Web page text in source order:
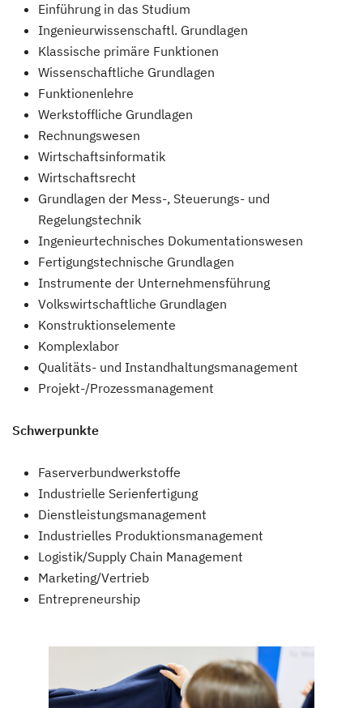
Einführung in das Studium
Ingenieurwissenschaftl. Grundlagen
Klassische primäre Funktionen
Wissenschaftliche Grundlagen
Funktionenlehre
Werkstoffliche Grundlagen
Rechnungswesen
Wirtschaftsinformatik
Wirtschaftsrecht
Grundlagen der Mess-, Steuerungs- und
Regelungstechnik
Ingenieurtechnisches Dokumentationswesen
Fertigungstechnische Grundlagen
Instrumente der Unternehmensführung
Volkswirtschaftliche Grundlagen
Konstruktionselemente
Komplexlabor
Qualitäts- und Instandhaltungsmanagement
Projekt-/Prozessmanagement
Schwerpunkte
Faserverbundwerkstoffe
Industrielle Serienfertigung
Dienstleistungsmanagement
Industrielles Produktionsmanagement
Logistik/Supply Chain Management
Marketing/Vertrieb
Entrepreneurship